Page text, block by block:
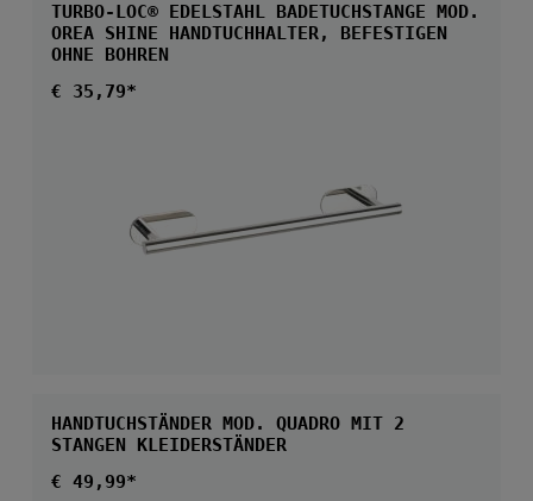
TURBO-LOC® EDELSTAHL BADETUCHSTANGE MOD.
OREA SHINE HANDTUCHHALTER, BEFESTIGEN
OHNE BOHREN
Regulärer Preis:
€ 35,79*
HANDTUCHSTÄNDER MOD. QUADRO MIT 2
STANGEN KLEIDERSTÄNDER
Regulärer Preis:
€ 49,99*